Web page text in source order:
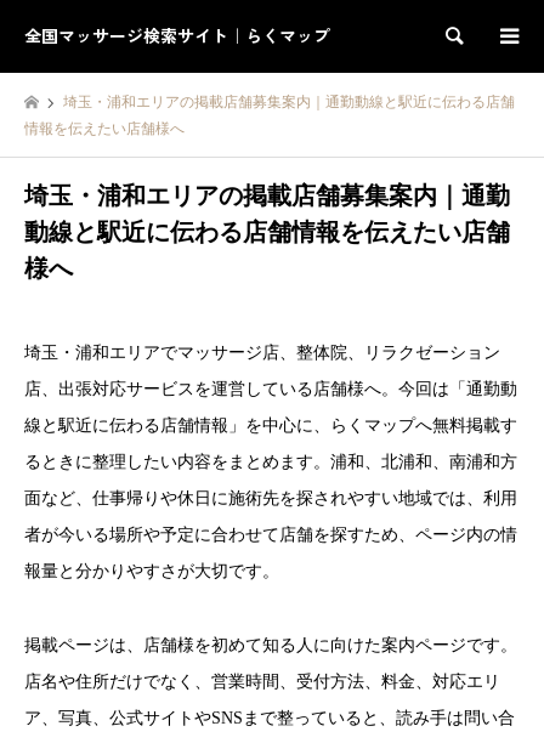
全国マッサージ検索サイト｜らくマップ 検索
埼玉・浦和エリアの掲載店舗募集案内｜通勤動線と駅近に伝わる店舗
情報を伝えたい店舗様へ
埼玉・浦和エリアの掲載店舗募集案内｜通勤
動線と駅近に伝わる店舗情報を伝えたい店舗
様へ
埼玉・浦和エリアでマッサージ店、整体院、リラクゼーション
店、出張対応サービスを運営している店舗様へ。今回は「通勤動
線と駅近に伝わる店舗情報」を中心に、らくマップへ無料掲載す
るときに整理したい内容をまとめます。浦和、北浦和、南浦和方
面など、仕事帰りや休日に施術先を探されやすい地域では、利用
者が今いる場所や予定に合わせて店舗を探すため、ページ内の情
報量と分かりやすさが大切です。
掲載ページは、店舗様を初めて知る人に向けた案内ページです。
店名や住所だけでなく、営業時間、受付方法、料金、対応エリ
ア、写真、公式サイトやSNSまで整っていると、読み手は問い合